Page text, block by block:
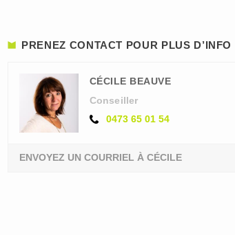
PRENEZ CONTACT POUR PLUS D’INFO
CÉCILE BEAUVE
Conseiller
0473 65 01 54
ENVOYEZ UN COURRIEL À CÉCILE